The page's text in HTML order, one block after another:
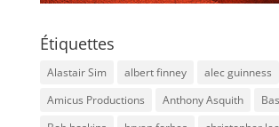
Étiquettes
Alastair Sim albert finney
alec guinness
Amicus Productions
Anthony Asquith